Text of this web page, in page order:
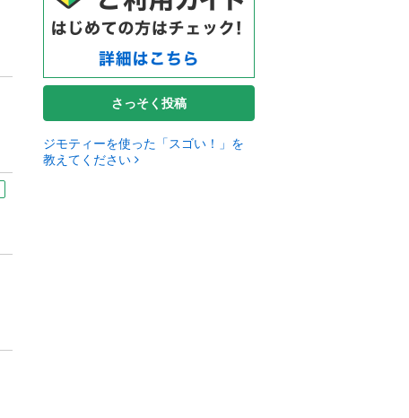
さっそく投稿
ジモティーを使った「スゴい！」を
教えてください